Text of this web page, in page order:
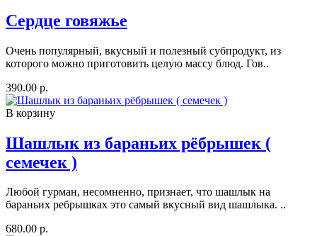
Сердце говяжье
Очень популярный, вкусный и полезный субпродукт, из
которого можно приготовить целую массу блюд. Гов..
390.00 р.
В корзину
Шашлык из бараньих рёбрышек (
семечек )
Любой гурман, несомненно, признает, что шашлык на
бараньих ребрышках это самый вкусный вид шашлыка. ..
680.00 р.